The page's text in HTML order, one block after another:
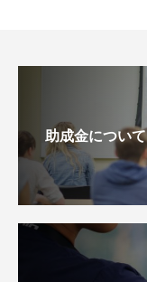
助成金について